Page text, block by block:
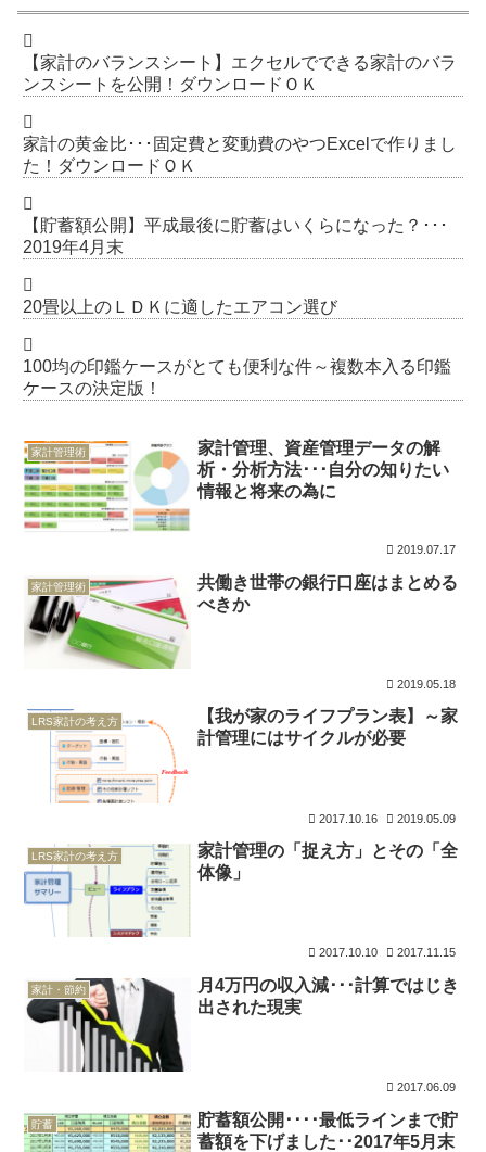
【家計のバランスシート】エクセルでできる家計のバラ
ンスシートを公開！ダウンロードＯＫ
家計の黄金比･･･固定費と変動費のやつExcelで作りまし
た！ダウンロードＯＫ
【貯蓄額公開】平成最後に貯蓄はいくらになった？･･･
2019年4月末
20畳以上のＬＤＫに適したエアコン選び
100均の印鑑ケースがとても便利な件～複数本入る印鑑
ケースの決定版！
家計管理術
家計管理、資産管理データの解
析・分析方法･･･自分の知りたい
情報と将来の為に
2019.07.17
家計管理術
共働き世帯の銀行口座はまとめる
べきか
2019.05.18
LRS家計の考え方
【我が家のライフプラン表】～家
計管理にはサイクルが必要
2017.10.16 2019.05.09
LRS家計の考え方
家計管理の「捉え方」とその「全
体像」
2017.10.10 2017.11.15
家計・節約
月4万円の収入減･･･計算ではじき
出された現実
2017.06.09
貯蓄
貯蓄額公開････最低ラインまで貯
蓄額を下げました･･2017年5月末